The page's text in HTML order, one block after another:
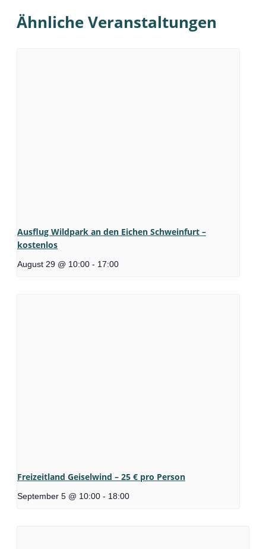
Ähnliche Veranstaltungen
Ausflug Wildpark an den Eichen Schweinfurt –
kostenlos
August 29 @ 10:00 - 17:00
Freizeitland Geiselwind – 25 € pro Person
September 5 @ 10:00 - 18:00